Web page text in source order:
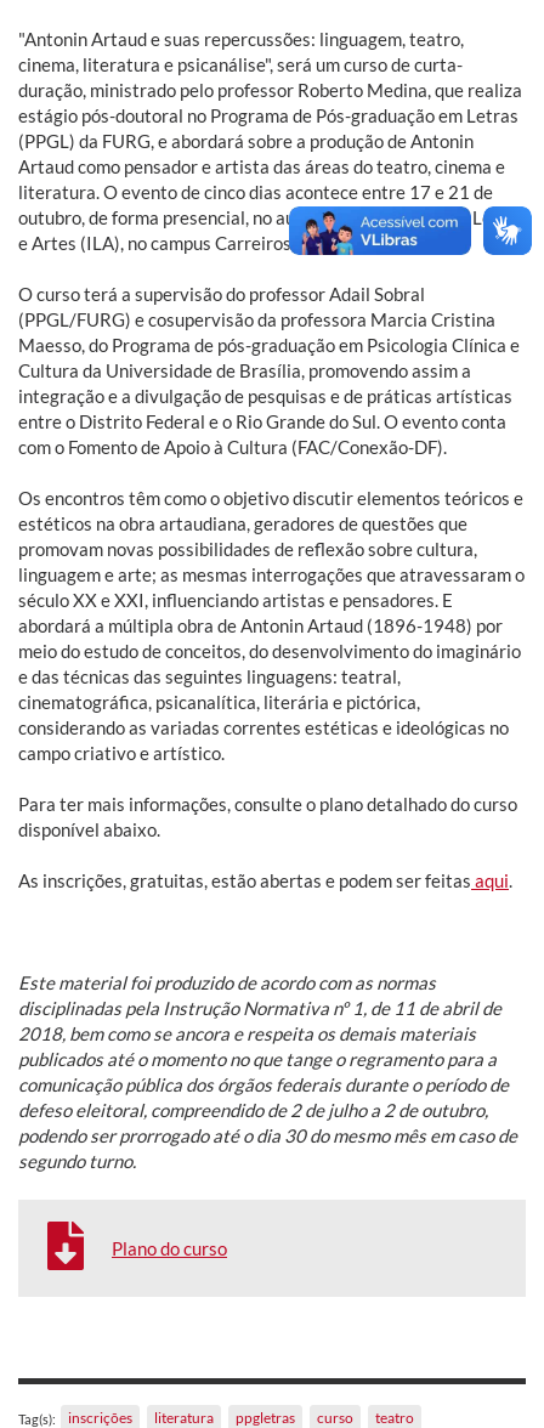
"Antonin Artaud e suas repercussões: linguagem, teatro,
cinema, literatura e psicanálise", será um curso de curta-
duração, ministrado pelo professor Roberto Medina, que realiza
estágio pós-doutoral no Programa de Pós-graduação em Letras
(PPGL) da FURG, e abordará sobre a produção de Antonin
Artaud como pensador e artista das áreas do teatro, cinema e
literatura. O evento de cinco dias acontece entre 17 e 21 de
outubro, de forma presencial, no auditório do Instituto de Letras
e Artes (ILA), no campus Carreiros.
O curso terá a supervisão do professor Adail Sobral
(PPGL/FURG) e cosupervisão da professora Marcia Cristina
Maesso, do Programa de pós-graduação em Psicologia Clínica e
Cultura da Universidade de Brasília, promovendo assim a
integração e a divulgação de pesquisas e de práticas artísticas
entre o Distrito Federal e o Rio Grande do Sul. O evento conta
com o Fomento de Apoio à Cultura (FAC/Conexão-DF).
Os encontros têm como o objetivo discutir elementos teóricos e
estéticos na obra artaudiana, geradores de questões que
promovam novas possibilidades de reflexão sobre cultura,
linguagem e arte; as mesmas interrogações que atravessaram o
século XX e XXI, influenciando artistas e pensadores. E
abordará a múltipla obra de Antonin Artaud (1896-1948) por
meio do estudo de conceitos, do desenvolvimento do imaginário
e das técnicas das seguintes linguagens: teatral,
cinematográfica, psicanalítica, literária e pictórica,
considerando as variadas correntes estéticas e ideológicas no
campo criativo e artístico.
Para ter mais informações, consulte o plano detalhado do curso
disponível abaixo.
As inscrições, gratuitas, estão abertas e podem ser feitas aqui.
Este material foi produzido de acordo com as normas
disciplinadas pela Instrução Normativa nº 1, de 11 de abril de
2018, bem como se ancora e respeita os demais materiais
publicados até o momento no que tange o regramento para a
comunicação pública dos órgãos federais durante o período de
defeso eleitoral, compreendido de 2 de julho a 2 de outubro,
podendo ser prorrogado até o dia 30 do mesmo mês em caso de
segundo turno.
Plano do curso
Tag(s): inscrições literatura ppgletras curso teatro